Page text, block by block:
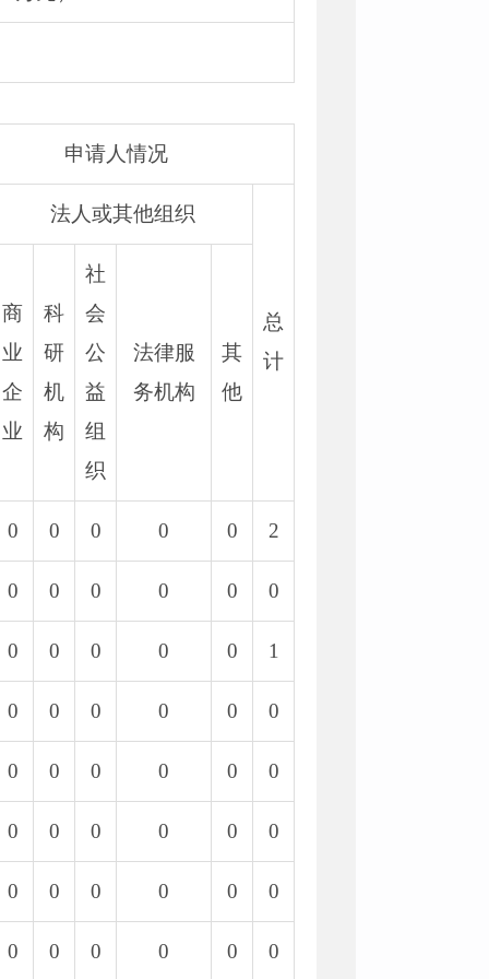
申请人情况
法人或其他组织
总
计
商
业
企
业
科
研
机
构
社
会
公
益
组
织
法律服
务机构
其
他
0 0 0 0 0 2
0 0 0 0 0 0
0 0 0 0 0 1
0 0 0 0 0 0
0 0 0 0 0 0
0 0 0 0 0 0
0 0 0 0 0 0
0 0 0 0 0 0